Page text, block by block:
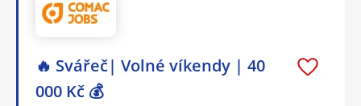
🔥 Svářeč| Volné víkendy | 40
000 Kč 💰